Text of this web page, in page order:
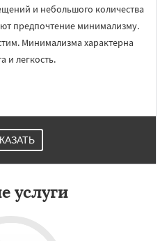
и небольшого количества
предпочтение минимализму.
Минимализма характерна
и легкость.
услуги